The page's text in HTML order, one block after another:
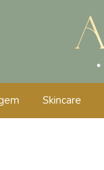
Skincare